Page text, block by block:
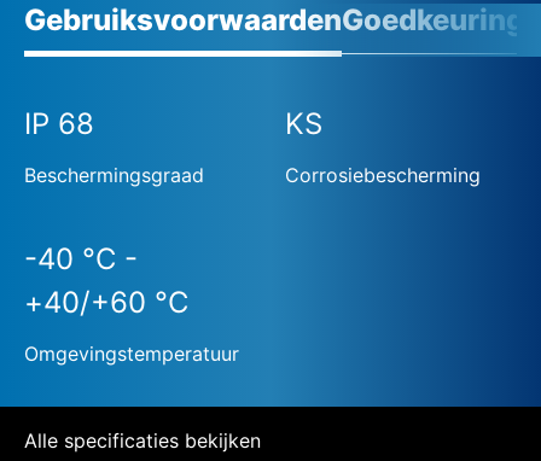
Gebruiksvoorwaarden
IP 68
Beschermingsgraad
KS
Corrosiebescherming
-40 °C -
+40/+60 °C
Omgevingstemperatuur
Alle specificaties bekijken